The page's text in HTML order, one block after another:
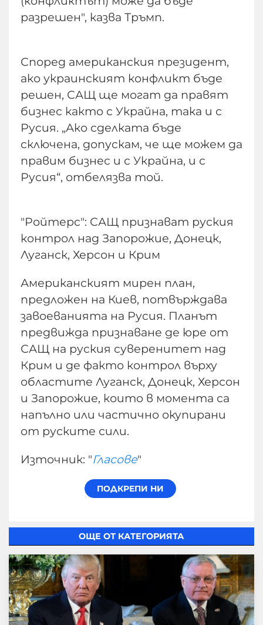
разрешен", казва Тръмп.
Според американския президент,
ако украинският конфликт бъде
решен, САЩ ще могат да правят
бизнес както с Украйна, така и с
Русия. „Ако сделката бъде
сключена, допускам, че ще можем да
правим бизнес и с Украйна, и с
Русия“, отбелязва той.
"Ройтерс": САЩ признават руския
контрол над Запорожие, Донецк,
Луганск, Херсон и Крим
Американският мирен план,
предложен на Киев, потвърждава
завоеванията на Русия. Планът
предвижда признаване де юре от
САЩ на руския суверенитет над
Крим и де факто контрол върху
областите Луганск, Донецк, Херсон
и Запорожие, които в момента са
напълно или частично окупирани
от руските сили.
Източник: "Гласове"
ОЩЕ ОТ КАТЕГОРИЯТА